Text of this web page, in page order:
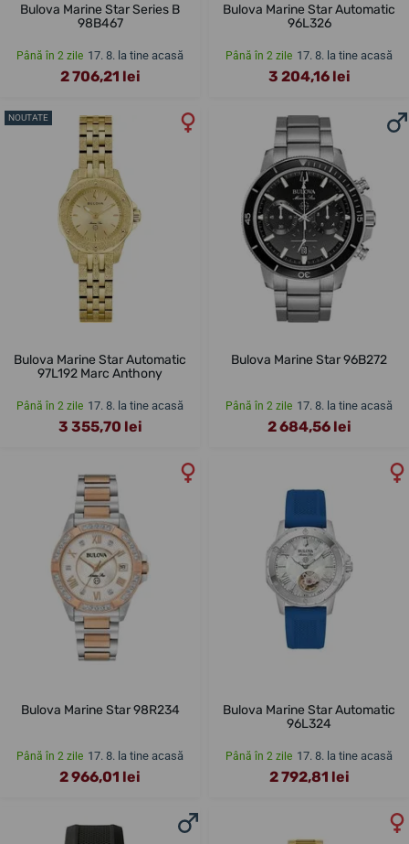
Bulova Marine Star Series B
98B467
Până în 2 zile 17. 8. la tine acasă
2 706,21 lei
Bulova Marine Star Automatic
96L326
Până în 2 zile 17. 8. la tine acasă
3 204,16 lei
NOUTATE
Bulova Marine Star Automatic
97L192 Marc Anthony
Până în 2 zile 17. 8. la tine acasă
3 355,70 lei
Bulova Marine Star 96B272
Până în 2 zile 17. 8. la tine acasă
2 684,56 lei
Bulova Marine Star 98R234
Până în 2 zile 17. 8. la tine acasă
2 966,01 lei
Bulova Marine Star Automatic
96L324
Până în 2 zile 17. 8. la tine acasă
2 792,81 lei